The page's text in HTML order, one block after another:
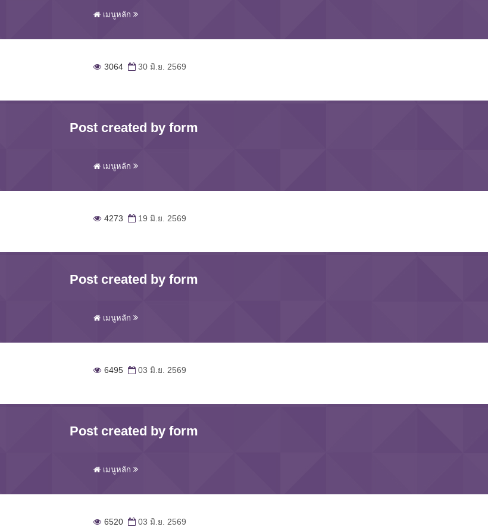
เมนูหลัก
3064 30 มิ.ย. 2569
Post created by form
เมนูหลัก
4273 19 มิ.ย. 2569
Post created by form
เมนูหลัก
6495 03 มิ.ย. 2569
Post created by form
เมนูหลัก
6520 03 มิ.ย. 2569